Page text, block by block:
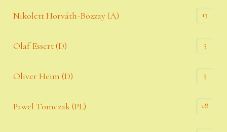
Nikolett Horváth-Bozzay (A) 13
Olaf Essert (D) 5
Oliver Heim (D) 5
Pawel Tomczak (PL) 18